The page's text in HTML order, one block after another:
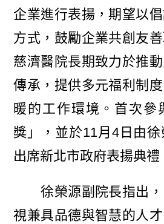
企業進行表揚，期望以
方式，鼓勵企業共創友
慈濟醫院長期致力於推
傳承，提供多元福利制
暖的工作環境。首次參
獎」，並於11月4日由
出席新北市政府表揚典禮
徐榮源副院長指出，
視兼具品德與智慧的人